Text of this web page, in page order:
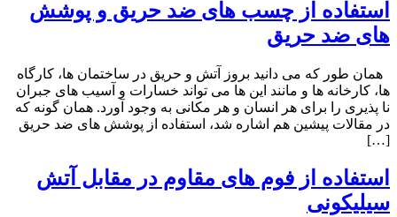
استفاده از چسب های ضد حریق و پوشش
های ضد حریق
همان طور که می دانید بروز آتش و حریق در ساختمان ها، کارگاه
ها، کارخانه ها و مانند این ها می تواند خسارات و آسیب های جبران
نا پذیری را برای هر انسان و هر مکانی به وجود آورد. همان گونه که
در مقالات پیشین هم اشاره شد، استفاده از پوشش های ضد حریق
[…]
استفاده از فوم های مقاوم در مقابل آتش
سیلیکونی